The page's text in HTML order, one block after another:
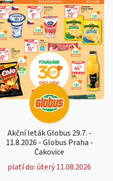
Akční leták Globus 29.7. -
11.8.2026 - Globus Praha -
Čakovice
platí do: úterý 11.08.2026